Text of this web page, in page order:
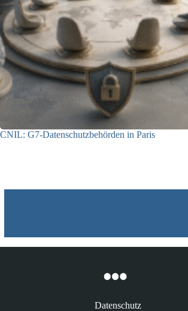
CNIL: G7-Datenschutzbehörden in Paris
Datenschutz